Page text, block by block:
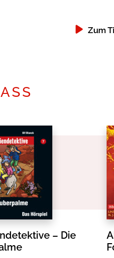
Zum
– Die